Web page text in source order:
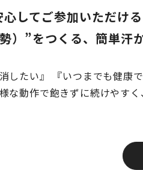
心してご参加いただけ
）”をつくる、簡単汗
したい』 『いつまでも健
様な動作で飽きずに続けやす